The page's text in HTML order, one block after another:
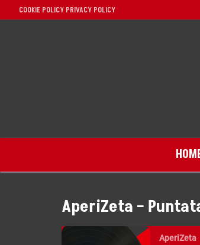
COOKIE POLICY PRIVACY POLICY
AperiZeta –
AperiZeta